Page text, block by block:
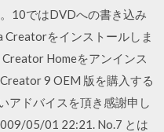
10ではDVDへの書き込み
Creatorをインストールしま
Homeをアンインス
9 OEM 版を購入する
アドバイスを頂き感謝申し
05/01 22:21. No.7 とは